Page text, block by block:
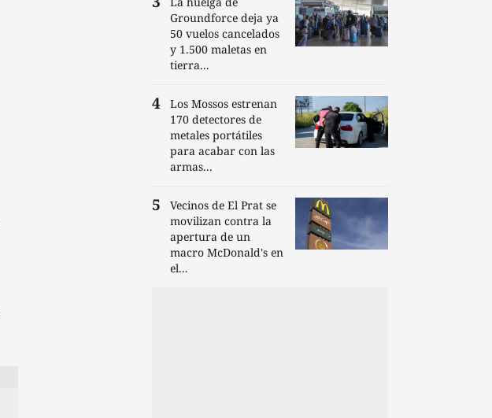
Groundforce deja ya
50 vuelos cancelados
y 1.500 maletas en
tierra...
Los Mossos estrenan
170 detectores de
metales portátiles
para acabar con las
armas...
Vecinos de El Prat se
movilizan contra la
apertura de un
macro McDonald's en
el...